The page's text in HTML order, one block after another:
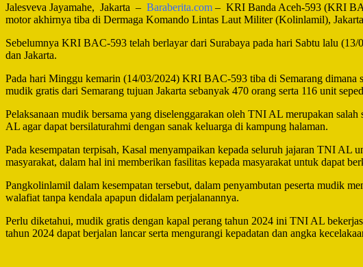
Jalesveva Jayamahe, Jakarta – Baraberita.com – KRI Banda Aceh-593 (KRI
motor akhirnya tiba di Dermaga Komando Lintas Laut Militer (Kolinlamil),
Sebelumnya KRI BAC-593 telah berlayar dari Surabaya pada hari Sabtu lalu
dan Jakarta.
Pada hari Minggu kemarin (14/03/2024) KRI BAC-593 tiba di Semarang
mudik gratis dari Semarang tujuan Jakarta sebanyak 470 orang serta 116 unit
Pelaksanaan mudik bersama yang diselenggarakan oleh TNI AL merupakan
AL agar dapat bersilaturahmi dengan sanak keluarga di kampung halaman.
Pada kesempatan terpisah, Kasal menyampaikan kepada seluruh jajaran TNI AL
masyarakat, dalam hal ini memberikan fasilitas kepada masyarakat untuk dapat
Pangkolinlamil dalam kesempatan tersebut, dalam penyambutan peserta mudik
walafiat tanpa kendala apapun didalam perjalanannya.
Perlu diketahui, mudik gratis dengan kapal perang tahun 2024 ini TNI AL
tahun 2024 dapat berjalan lancar serta mengurangi kepadatan dan angka